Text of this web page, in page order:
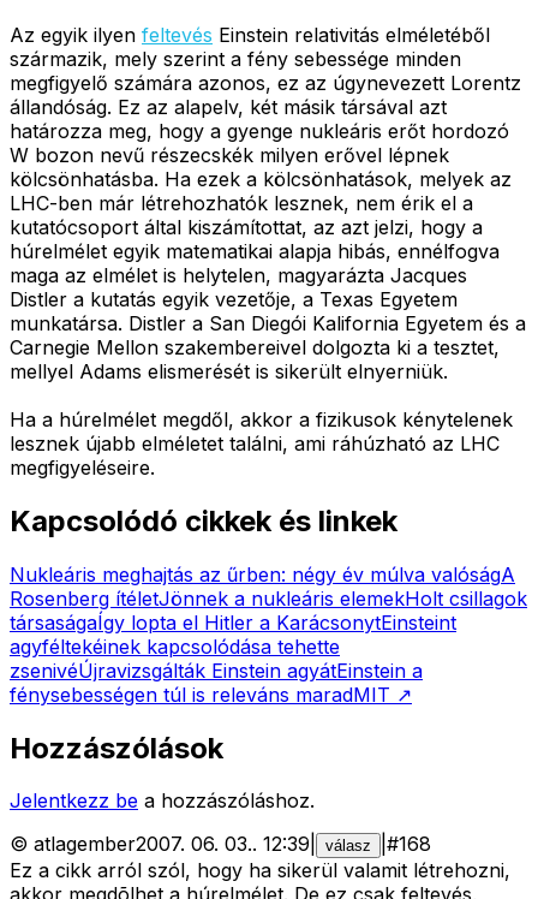
Az egyik ilyen feltevés Einstein relativitás elméletéből
származik, mely szerint a fény sebessége minden
megfigyelő számára azonos, ez az úgynevezett Lorentz
állandóság. Ez az alapelv, két másik társával azt
határozza meg, hogy a gyenge nukleáris erőt hordozó
W bozon nevű részecskék milyen erővel lépnek
kölcsönhatásba. Ha ezek a kölcsönhatások, melyek az
LHC-ben már létrehozhatók lesznek, nem érik el a
kutatócsoport által kiszámítottat, az azt jelzi, hogy a
húrelmélet egyik matematikai alapja hibás, ennélfogva
maga az elmélet is helytelen, magyarázta Jacques
Distler a kutatás egyik vezetője, a Texas Egyetem
munkatársa. Distler a San Diegói Kalifornia Egyetem és a
Carnegie Mellon szakembereivel dolgozta ki a tesztet,
mellyel Adams elismerését is sikerült elnyerniük.
Ha a húrelmélet megdől, akkor a fizikusok kénytelenek
lesznek újabb elméletet találni, ami ráhúzható az LHC
megfigyeléseire.
Kapcsolódó cikkek és linkek
Nukleáris meghajtás az űrben: négy év múlva valóságA
Rosenberg ítéletJönnek a nukleáris elemekHolt csillagok
társaságaÍgy lopta el Hitler a KarácsonytEinsteint
agyféltekéinek kapcsolódása tehette
zsenivéÚjravizsgálták Einstein agyátEinstein a
fénysebességen túl is releváns maradMIT ↗
Hozzászólások
Jelentkezz be a hozzászóláshoz.
© atlagember2007. 06. 03.. 12:39 válasz #168
Ez a cikk arról szól, hogy ha sikerül valamit létrehozni,